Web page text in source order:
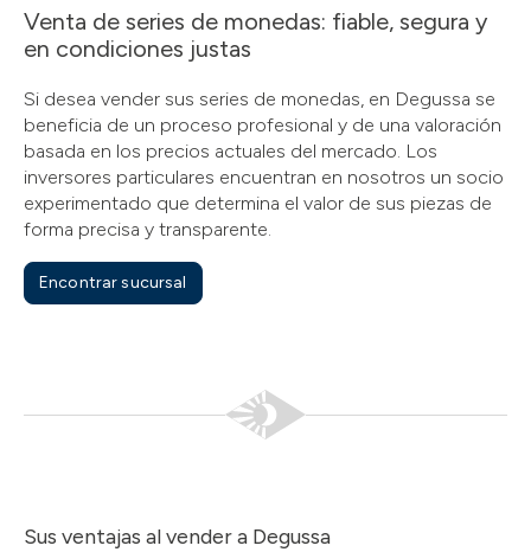
Venta de series de monedas: fiable, segura y
en condiciones justas
Si desea vender sus series de monedas, en Degussa se
beneficia de un proceso profesional y de una valoración
basada en los precios actuales del mercado. Los
inversores particulares encuentran en nosotros un socio
experimentado que determina el valor de sus piezas de
forma precisa y transparente.
Encontrar sucursal
Sus ventajas al vender a Degussa